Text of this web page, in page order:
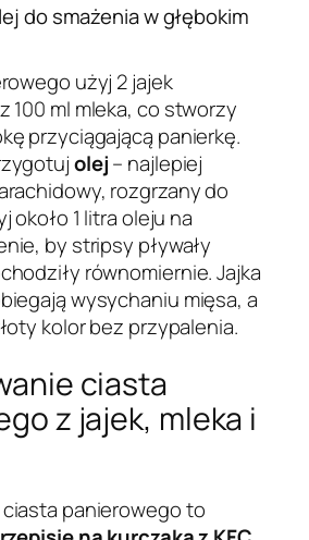
do smażenia w głębokim
użyj 2 jajek
100 ml mleka, co stworzy
przyciągającą panierkę.
olej– najlepiej
rozgrzany do
około 1 litra oleju na
by stripsy pływały
równomiernie. Jajka
wysychaniu mięsa, a
kolor bez przypalenia.
ciasta
z jajek, mleka i
panierowego to